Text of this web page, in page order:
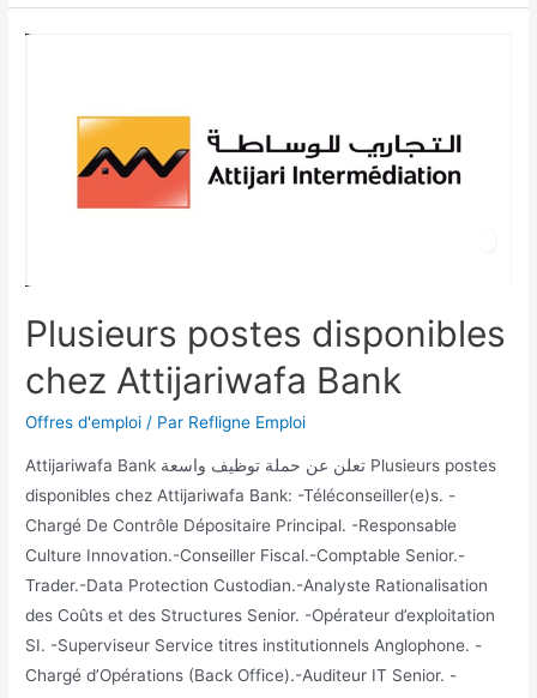
Plusieurs postes disponibles
chez Attijariwafa Bank
Offres d'emploi / Par Refligne Emploi
Attijariwafa Bank تعلن عن حملة توظيف واسعة Plusieurs postes
disponibles chez Attijariwafa Bank: -Téléconseiller(e)s. -
Chargé De Contrôle Dépositaire Principal. -Responsable
Culture Innovation.-Conseiller Fiscal.-Comptable Senior.-
Trader.-Data Protection Custodian.-Analyste Rationalisation
des Coûts et des Structures Senior. -Opérateur d’exploitation
SI. -Superviseur Service titres institutionnels Anglophone. -
Chargé d’Opérations (Back Office).-Auditeur IT Senior. -